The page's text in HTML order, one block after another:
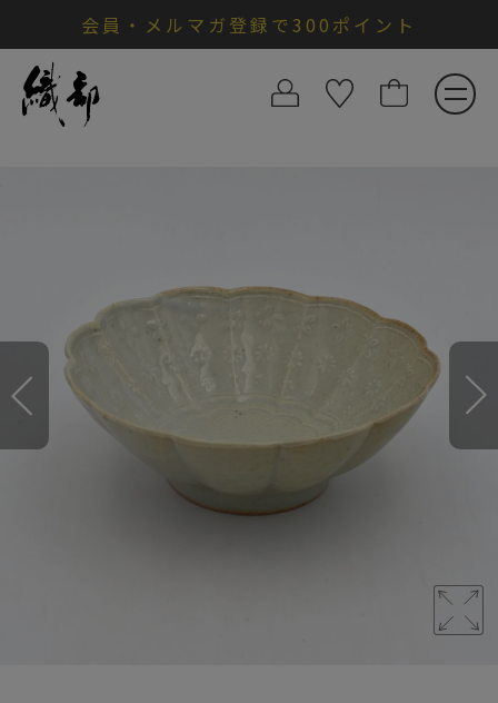
会員・メルマガ登録で300ポイント